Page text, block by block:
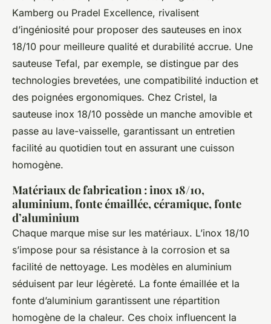
Kamberg ou Pradel Excellence, rivalisent
d’ingéniosité pour proposer des sauteuses en inox
18/10 pour meilleure qualité et durabilité accrue. Une
sauteuse Tefal, par exemple, se distingue par des
technologies brevetées, une compatibilité induction et
des poignées ergonomiques. Chez Cristel, la
sauteuse inox 18/10 possède un manche amovible et
passe au lave-vaisselle, garantissant un entretien
facilité au quotidien tout en assurant une cuisson
homogène.
Matériaux de fabrication : inox 18/10,
aluminium, fonte émaillée, céramique, fonte
d’aluminium
Chaque marque mise sur les matériaux. L’inox 18/10
s’impose pour sa résistance à la corrosion et sa
facilité de nettoyage. Les modèles en aluminium
séduisent par leur légèreté. La fonte émaillée et la
fonte d’aluminium garantissent une répartition
homogène de la chaleur. Ces choix influencent la